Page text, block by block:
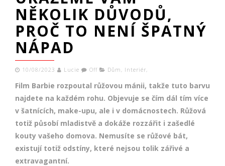
NĚKOLIK DŮVODŮ,
PROČ TO NENÍ ŠPATNÝ
NÁPAD
10/08/2023 Lucie Off Dům , Interiér,
Film Barbie rozpoutal růžovou mánii, takže tuto barvu
najdete na každém rohu. Objevuje se čím dál tím více
v šatnících, make-upu, ale i v domácnostech. Růžová
totiž působí mladistvě a dokáže rozzářit i zašedlé
kouty vašeho domova. Nemusíte se růžové bát,
existují totiž odstíny, které nejsou tolik zářivé a
extravagantní.